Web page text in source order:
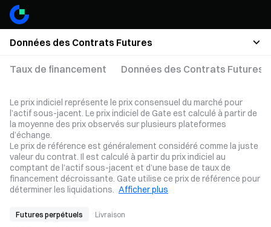
Données des Contrats Futures
Taux de financement Données des Contrats Futures
Le prix indiciel représente le prix consensuel du marché pour
l’actif sous-jacent. Le prix indiciel de Gate est calculé à partir de
la moyenne des prix observés sur plusieurs plateformes
d’échange.
Le prix de référence est généralement considéré comme la juste
valeur du contrat. Il est calculé à partir du prix indiciel au
comptant de l’actif sous-jacent et d’une base de taux de
financement décroissante. Gate utilise ce prix de référence pour
déterminer les liquidations. Afficher plus
Futures perpétuels Livraison